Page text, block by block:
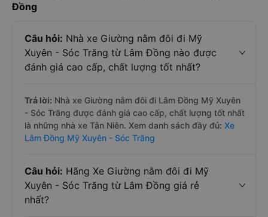
Đồng
Câu hỏi: Nhà xe Giường nằm đôi đi Mỹ
Xuyên - Sóc Trăng từ Lâm Đồng nào được
đánh giá cao cấp, chất lượng tốt nhất?
Trả lời: Nhà xe Giường nằm đôi đi Lâm Đồng Mỹ Xuyên
- Sóc Trăng được đánh giá cao cấp, chất lượng tốt nhất
là những nhà xe Tân Niên. Xem danh sách đầy đủ: Xe
Lâm Đồng Mỹ Xuyên - Sóc Trăng
Câu hỏi: Hãng Xe Giường nằm đôi đi Mỹ
Xuyên - Sóc Trăng từ Lâm Đồng giá rẻ
nhất?